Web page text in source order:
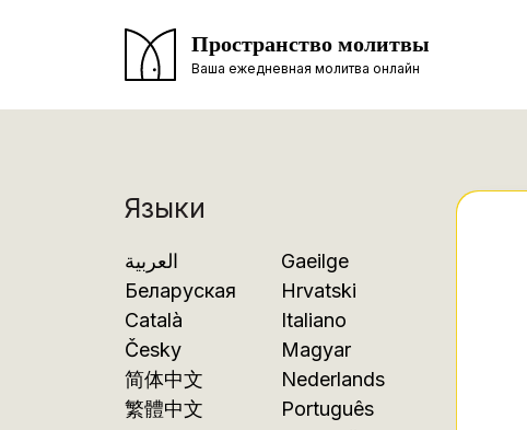
Пространство молитвы
Ваша ежедневная молитва онлайн
Языки
العربية
Беларуская
Català
Česky
简体中文
繁體中文
Gaeilge
Hrvatski
Italiano
Magyar
Nederlands
Português